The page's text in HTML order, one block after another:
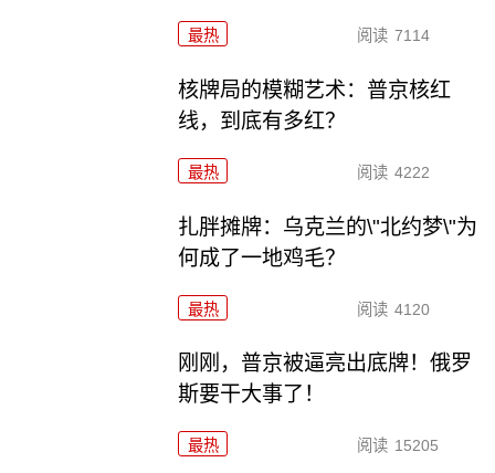
最热 阅读 7114
核牌局的模糊艺术：普京核红
线，到底有多红？
最热 阅读 4222
扎胖摊牌：乌克兰的\"北约梦\"为
何成了一地鸡毛？
最热 阅读 4120
刚刚，普京被逼亮出底牌！俄罗
斯要干大事了！
最热 阅读 15205